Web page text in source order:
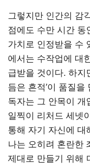
그렇지만 인간의 감
점에도 수만 시간 동
가치로 인정받을 수
에서는 수작업에 대
급받을 것이다. 하지
듬은 흔적’이 품질
독자는 그 안목이 개
일찍이 리처드 세넷
통해 자기 자신에 대
나는 오히려 혼란한
제대로 만들기 위해